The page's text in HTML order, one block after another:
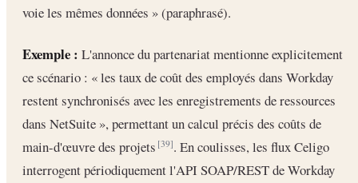
voie les mêmes données » (paraphrasé).
Exemple : L'annonce du partenariat mentionne explicitement
ce scénario : « les taux de coût des employés dans Workday
restent synchronisés avec les enregistrements de ressources
dans NetSuite », permettant un calcul précis des coûts de
main-d'œuvre des projets[39]. En coulisses, les flux Celigo
interrogent périodiquement l'API SOAP/REST de Workday